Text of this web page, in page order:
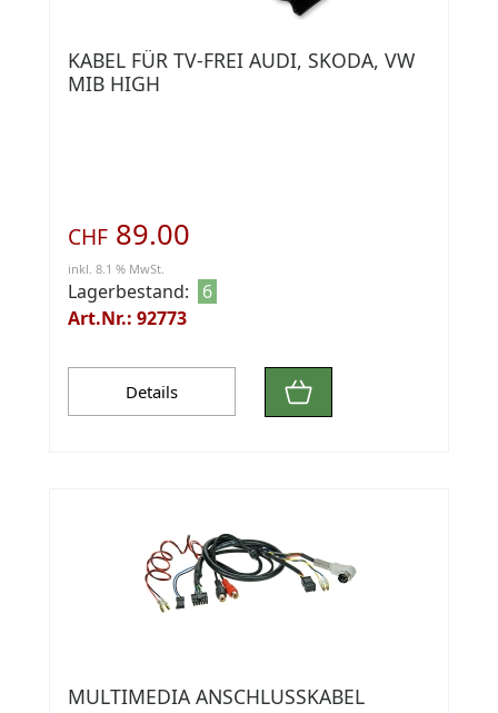
KABEL FÜR TV-FREI AUDI, SKODA, VW
MIB HIGH
CHF 89.00
inkl. 8.1 % MwSt.
Lagerbestand:
6
Art.Nr.: 92773
Details
MULTIMEDIA ANSCHLUSSKABEL